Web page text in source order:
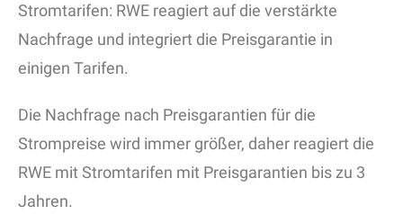
Stromtarifen: RWE reagiert auf die verstärkte
Nachfrage und integriert die Preisgarantie in
einigen Tarifen.
Die Nachfrage nach Preisgarantien für die
Strompreise wird immer größer, daher reagiert die
RWE mit Stromtarifen mit Preisgarantien bis zu 3
Jahren.